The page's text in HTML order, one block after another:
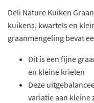
Deli Nature Kuiken
kuikens, kwartels en
graanmengeling bevat
Dit is een fijne
en kleine krielen
Deze
variatie aan kleine